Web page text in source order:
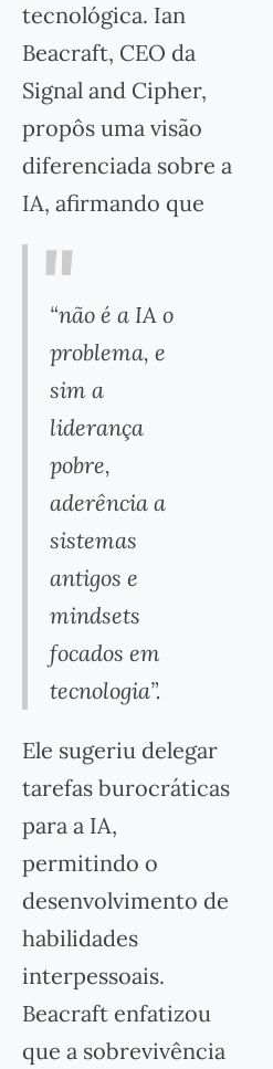
tecnológica. Ian
Beacraft, CEO da
Signal and Cipher,
propôs uma visão
diferenciada sobre a
IA, afirmando que
“não é a IA o
problema, e
sim a
liderança
pobre,
aderência a
sistemas
antigos e
mindsets
focados em
tecnologia”.
Ele sugeriu delegar
tarefas burocráticas
para a IA,
permitindo o
desenvolvimento de
habilidades
interpessoais.
Beacraft enfatizou
que a sobrevivência